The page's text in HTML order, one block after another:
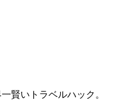
賢いトラベルハック。